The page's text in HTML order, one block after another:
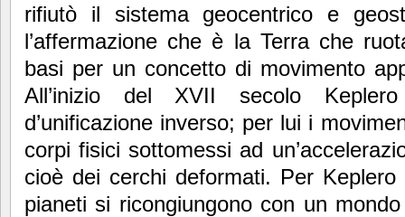
rifiutò il sistema geocentrico e
l’affermazione che è la Terra che
basi per un concetto di movimento
All’inizio del XVII secolo
d’unificazione inverso; per lui i
corpi fisici sottomessi ad
cioè dei cerchi deformati. Per
pianeti si ricongiungono con un